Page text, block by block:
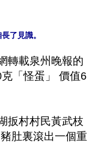
了見識。
轉載泉州晚報的
「怪蛋」 價值6
扳村村民黃武枝
肚裏滾出一個重